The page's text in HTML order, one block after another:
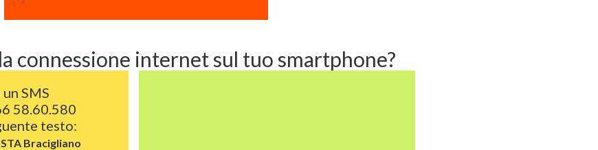
connessione internet sul tuo smartphone?
SMS
58.60.580
testo:
Bracigliano